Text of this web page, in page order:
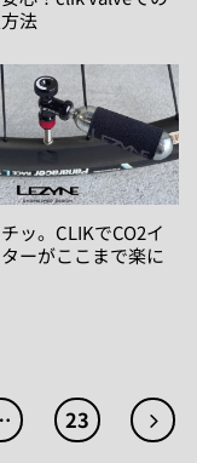
法
ッ。CLIKでCO2イ
ーがここまで楽に
23